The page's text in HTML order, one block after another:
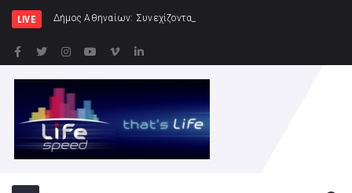
LIVE Δήμος Αθηναίων: Συνεχίζονται οι εντατικοί έλεγχοι της Δη